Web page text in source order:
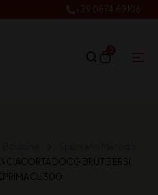
DOCG BRUT BERSI
CL 300